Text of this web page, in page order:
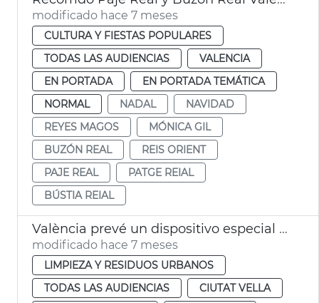
modificado hace 7 meses
CULTURA Y FIESTAS POPULARES
TODAS LAS AUDIENCIAS
VALENCIA
EN PORTADA
EN PORTADA TEMÁTICA
NORMAL
NADAL
NAVIDAD
REYES MAGOS
MÓNICA GIL
BUZÓN REAL
REIS ORIENT
PAJE REAL
PATGE REIAL
BÚSTIA REIAL
València prevé un dispositivo especial limpia en Navidad
modificado hace 7 meses
LIMPIEZA Y RESIDUOS URBANOS
TODAS LAS AUDIENCIAS
CIUTAT VELLA